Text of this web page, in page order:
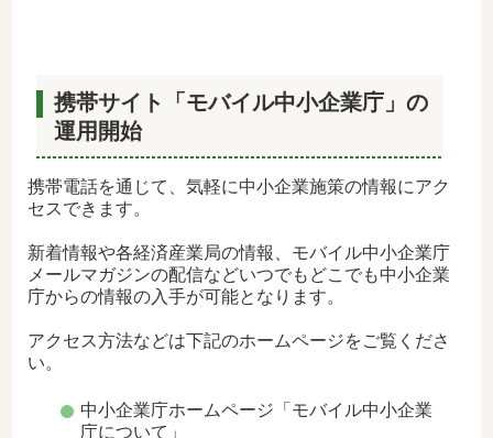
携帯サイト「モバイル中小企業庁」の
運用開始
携帯電話を通じて、気軽に中小企業施策の情報にアク
セスできます。
新着情報や各経済産業局の情報、モバイル中小企業庁
メールマガジンの配信などいつでもどこでも中小企業
庁からの情報の入手が可能となります。
アクセス方法などは下記のホームページをご覧くださ
い。
中小企業庁ホームページ「モバイル中小企業
庁について」